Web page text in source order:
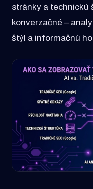
stránky a technickú
konverzačné –
štýl a informačnú